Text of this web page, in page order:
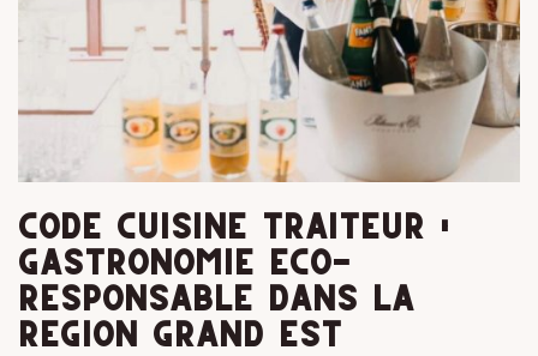
CODE CUISINE TRAITEUR :
GASTRONOMIE ÉCO-
RESPONSABLE DANS LA
RÉGION GRAND EST